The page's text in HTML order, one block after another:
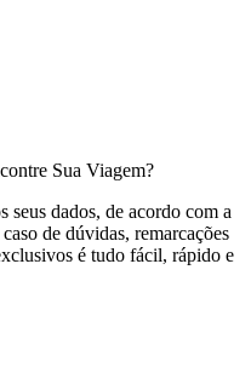
Sua Viagem?
seus dados, de acordo com a
de dúvidas, remarcações
é tudo fácil, rápido e